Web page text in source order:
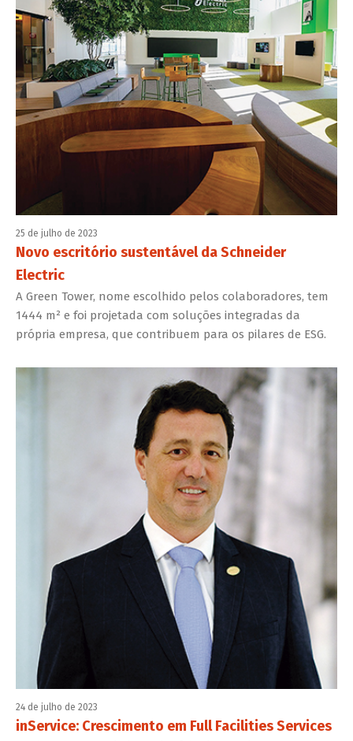
25 de julho de 2023
Novo escritório sustentável da Schneider
Electric
A Green Tower, nome escolhido pelos colaboradores, tem
1444 m² e foi projetada com soluções integradas da
própria empresa, que contribuem para os pilares de ESG.
24 de julho de 2023
inService: Crescimento em Full Facilities Services